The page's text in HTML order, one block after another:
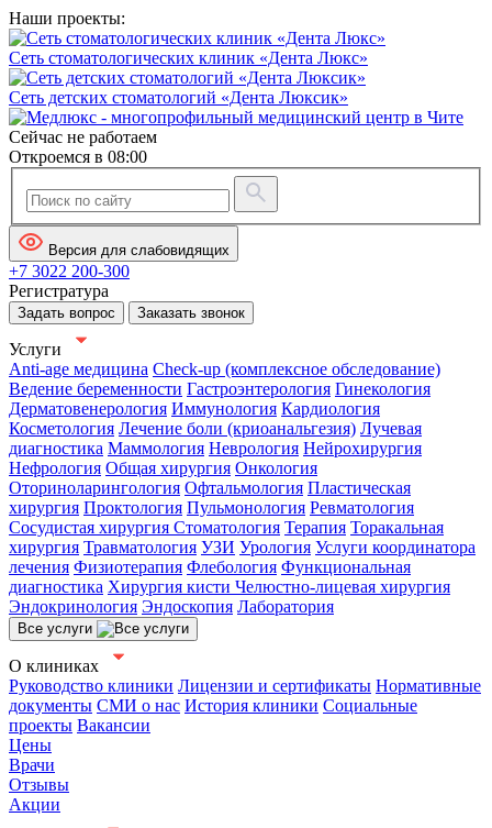
Наши проекты:
Сеть стоматологических клиник «Дента Люкс»
Сеть детских стоматологий «Дента Люксик»
Сейчас не работаем
Откроемся в 08:00
Версия для слабовидящих
+7 3022 200-300
Регистратура
Задать вопрос Заказать звонок
Услуги
Anti-age медицина Check-up (комплексное обследование)
Ведение беременности Гастроэнтерология Гинекология
Дерматовенерология Иммунология Кардиология
Косметология Лечение боли (криоанальгезия) Лучевая
диагностика Маммология Неврология Нейрохирургия
Нефрология Общая хирургия Онкология
Оториноларингология Офтальмология Пластическая
хирургия Проктология Пульмонология Ревматология
Сосудистая хирургия Стоматология Терапия Торакальная
хирургия Травматология УЗИ Урология Услуги координатора
лечения Физиотерапия Флебология Функциональная
диагностика Хирургия кисти Челюстно-лицевая хирургия
Эндокринология Эндоскопия Лаборатория
Все услуги
О клиниках
Руководство клиники Лицензии и сертификаты Нормативные
документы СМИ о нас История клиники Социальные
проекты Вакансии
Цены
Врачи
Отзывы
Акции